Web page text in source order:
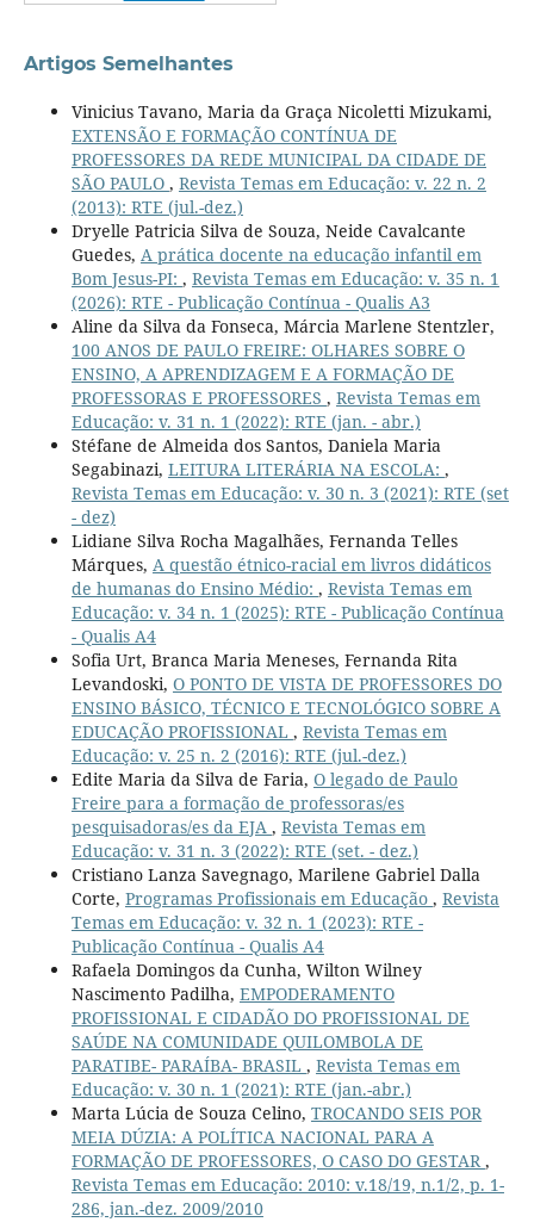
Artigos Semelhantes
Vinicius Tavano, Maria da Graça Nicoletti Mizukami,
EXTENSÃO E FORMAÇÃO CONTÍNUA DE
PROFESSORES DA REDE MUNICIPAL DA CIDADE DE
SÃO PAULO , Revista Temas em Educação: v. 22 n. 2
(2013): RTE (jul.-dez.)
Dryelle Patricia Silva de Souza, Neide Cavalcante
Guedes, A prática docente na educação infantil em
Bom Jesus-PI: , Revista Temas em Educação: v. 35 n. 1
(2026): RTE - Publicação Contínua - Qualis A3
Aline da Silva da Fonseca, Márcia Marlene Stentzler,
100 ANOS DE PAULO FREIRE: OLHARES SOBRE O
ENSINO, A APRENDIZAGEM E A FORMAÇÃO DE
PROFESSORAS E PROFESSORES , Revista Temas em
Educação: v. 31 n. 1 (2022): RTE (jan. - abr.)
Stéfane de Almeida dos Santos, Daniela Maria
Segabinazi, LEITURA LITERÁRIA NA ESCOLA: ,
Revista Temas em Educação: v. 30 n. 3 (2021): RTE (set
- dez)
Lidiane Silva Rocha Magalhães, Fernanda Telles
Márques, A questão étnico-racial em livros didáticos
de humanas do Ensino Médio: , Revista Temas em
Educação: v. 34 n. 1 (2025): RTE - Publicação Contínua
- Qualis A4
Sofia Urt, Branca Maria Meneses, Fernanda Rita
Levandoski, O PONTO DE VISTA DE PROFESSORES DO
ENSINO BÁSICO, TÉCNICO E TECNOLÓGICO SOBRE A
EDUCAÇÃO PROFISSIONAL , Revista Temas em
Educação: v. 25 n. 2 (2016): RTE (jul.-dez.)
Edite Maria da Silva de Faria, O legado de Paulo
Freire para a formação de professoras/es
pesquisadoras/es da EJA , Revista Temas em
Educação: v. 31 n. 3 (2022): RTE (set. - dez.)
Cristiano Lanza Savegnago, Marilene Gabriel Dalla
Corte, Programas Profissionais em Educação , Revista
Temas em Educação: v. 32 n. 1 (2023): RTE -
Publicação Contínua - Qualis A4
Rafaela Domingos da Cunha, Wilton Wilney
Nascimento Padilha, EMPODERAMENTO
PROFISSIONAL E CIDADÃO DO PROFISSIONAL DE
SAÚDE NA COMUNIDADE QUILOMBOLA DE
PARATIBE- PARAÍBA- BRASIL , Revista Temas em
Educação: v. 30 n. 1 (2021): RTE (jan.-abr.)
Marta Lúcia de Souza Celino, TROCANDO SEIS POR
MEIA DÚZIA: A POLÍTICA NACIONAL PARA A
FORMAÇÃO DE PROFESSORES, O CASO DO GESTAR,
Revista Temas em Educação: 2010: v.18/19, n.1/2, p. 1-
286, jan.-dez. 2009/2010